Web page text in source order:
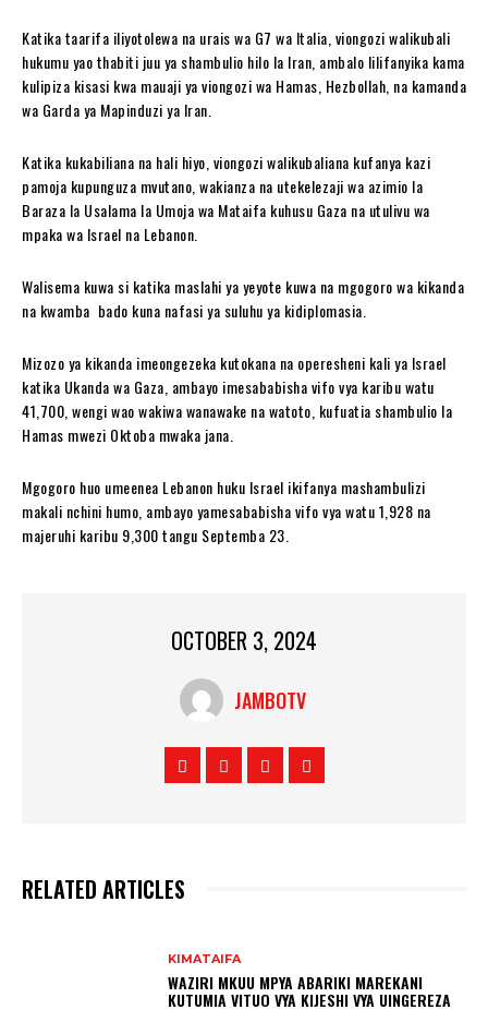
Katika taarifa iliyotolewa na urais wa G7 wa Italia, viongozi walikubali
hukumu yao thabiti juu ya shambulio hilo la Iran, ambalo lilifanyika kama
kulipiza kisasi kwa mauaji ya viongozi wa Hamas, Hezbollah, na kamanda
wa Garda ya Mapinduzi ya Iran.
Katika kukabiliana na hali hiyo, viongozi walikubaliana kufanya kazi
pamoja kupunguza mvutano, wakianza na utekelezaji wa azimio la
Baraza la Usalama la Umoja wa Mataifa kuhusu Gaza na utulivu wa
mpaka wa Israel na Lebanon.
Walisema kuwa si katika maslahi ya yeyote kuwa na mgogoro wa kikanda
na kwamba bado kuna nafasi ya suluhu ya kidiplomasia.
Mizozo ya kikanda imeongezeka kutokana na operesheni kali ya Israel
katika Ukanda wa Gaza, ambayo imesababisha vifo vya karibu watu
41,700, wengi wao wakiwa wanawake na watoto, kufuatia shambulio la
Hamas mwezi Oktoba mwaka jana.
Mgogoro huo umeenea Lebanon huku Israel ikifanya mashambulizi
makali nchini humo, ambayo yamesababisha vifo vya watu 1,928 na
majeruhi karibu 9,300 tangu Septemba 23.
OCTOBER 3, 2024
JAMBOTV
RELATED ARTICLES
KIMATAIFA
WAZIRI MKUU MPYA ABARIKI MAREKANI
KUTUMIA VITUO VYA KIJESHI VYA UINGEREZA